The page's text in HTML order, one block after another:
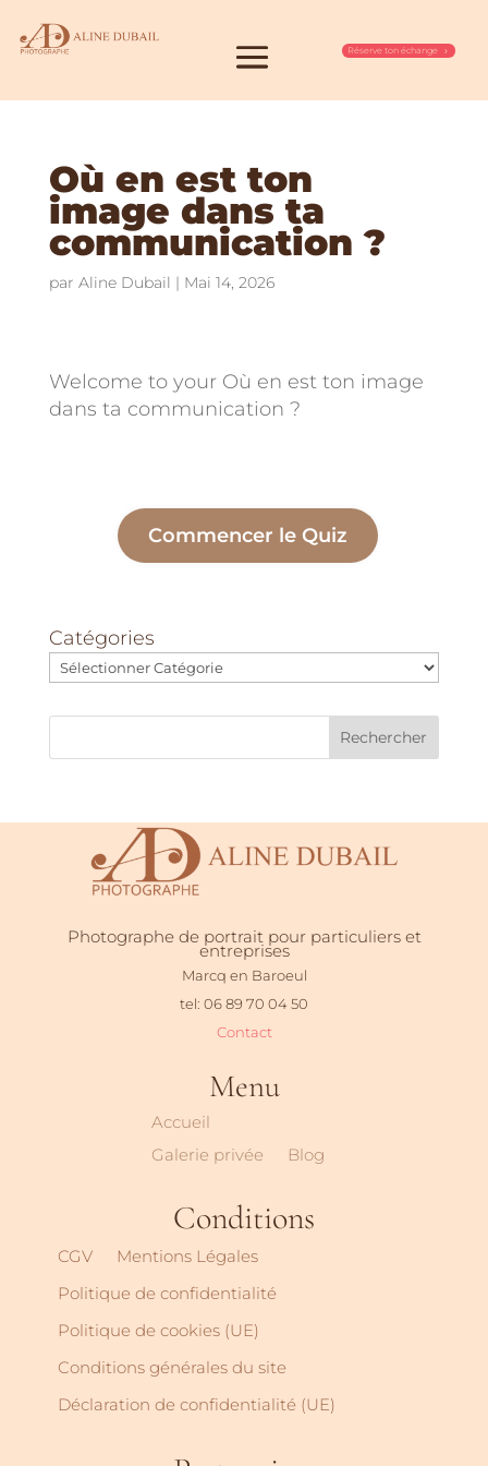
Réserve ton échange
Où en est ton
image dans ta
communication ?
par Aline Dubail | Mai 14, 2026
Welcome to your Où en est ton image
dans ta communication ?
Commencer le Quiz
Catégories
Rechercher
Photographe de portrait pour particuliers et
entreprises
Marcq en Baroeul
tel: 06 89 70 04 50
Contact
Menu
Accueil
Galerie privée
Blog
Conditions
CGV
Mentions Légales
Politique de confidentialité
Politique de cookies (UE)
Conditions générales du site
Déclaration de confidentialité (UE)